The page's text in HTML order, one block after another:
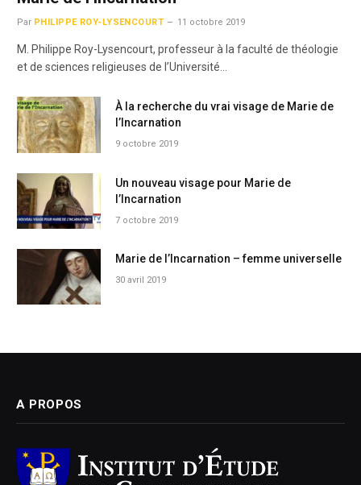
Par PHILIPPE ROY-LYSENCOURT 11 octobre 2019
M. Philippe Roy-Lysencourt, professeur à la faculté de théologie
et de sciences religieuses de l’Université…
À la recherche du vrai visage de Marie de
l’Incarnation
9 octobre 2019
Un nouveau visage pour Marie de
l’Incarnation
7 octobre 2019
Marie de l’Incarnation – femme universelle
30 avril 2019
A PROPOS